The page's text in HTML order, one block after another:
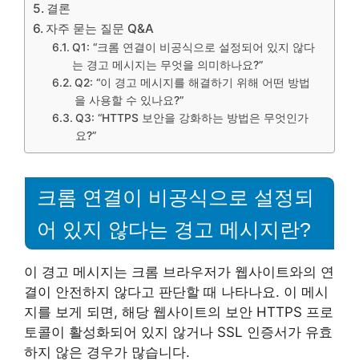
결론
자주 묻는 질문 Q&A
Q1: “크롬 연결이 비공식으로 설정되어 있지 않다
는 경고 메시지는 무엇을 의미하나요?”
Q2: “이 경고 메시지를 해결하기 위해 어떤 방법
을 사용할 수 있나요?”
Q3: “HTTPS 보안을 강화하는 방법은 무엇인가
요?”
크롬 연결이 비공식으로 설정되
어 있지 않다는 경고 메시지란?
이 경고 메시지는 크롬 브라우저가 웹사이트와의 연
결이 안전하지 않다고 판단할 때 나타나요. 이 메시
지를 보게 되면, 해당 웹사이트의 보안 HTTPS 프로
토콜이 활성화되어 있지 않거나 SSL 인증서가 유효
하지 않은 경우가 많습니다.